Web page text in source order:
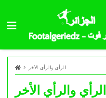
الرأي والرأي الأخر
الرأي والرأي الأخر